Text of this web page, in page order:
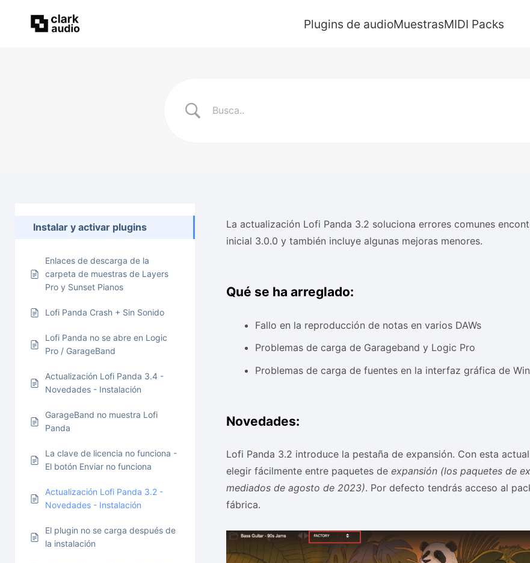
Plugins de audioMuestrasMIDI Packs
Instalar y activar plugins
Enlaces de descarga de la
carpeta de muestras de Layers
Pro y Sunset Pianos
Lofi Panda Crash + Sin Sonido
Lofi Panda no se abre en Logic
Pro / GarageBand
Actualización Lofi Panda 3.4 -
Novedades - Instalación
GarageBand no muestra Lofi
Panda
La clave de licencia no funciona -
El botón Enviar no funciona
Actualización Lofi Panda 3.2 -
Novedades - Instalación
El plugin no se carga después de
la instalación
La actualización Lofi Panda 3.2 soluciona errores comunes
inicial 3.0.0 y también incluye algunas mejoras menores.
Qué se ha arreglado:
Fallo en la reproducción de notas en varios DAWs
Problemas de carga de Garageband y Logic Pro
Problemas de carga de fuentes en la interfaz gráfica de
Novedades:
Lofi Panda 3.2 introduce la pestaña de expansión. Con esta
elegir fácilmente entre paquetes de expansión (los paquetes de
mediados de agosto de 2023). Por defecto tendrás acceso al
fábrica.